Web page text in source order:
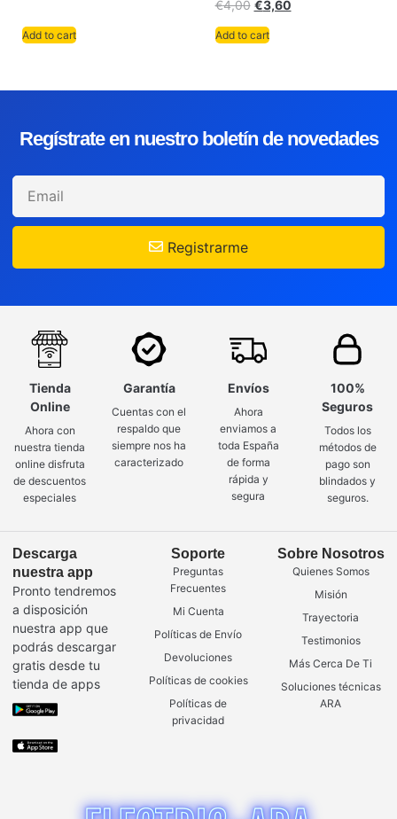
Add to cart
€4,00 €3,60
Add to cart
Regístrate en nuestro boletín de novedades
Registrarme
Tienda
Online
Ahora con
nuestra tienda
online disfruta
de descuentos
especiales
Garantía
Cuentas con el
respaldo que
siempre nos ha
caracterizado
Envíos
Ahora
enviamos a
toda España
de forma
rápida y
segura
100%
Seguros
Todos los
métodos de
pago son
blindados y
seguros.
Descarga
nuestra app
Pronto tendremos
a disposición
nuestra app que
podrás descargar
gratis desde tu
tienda de apps
Soporte
Preguntas
Frecuentes
Mi Cuenta
Políticas de Envío
Devoluciones
Políticas de cookies
Políticas de
privacidad
Sobre Nosotros
Quienes Somos
Misión
Trayectoria
Testimonios
Más Cerca De Ti
Soluciones técnicas
ARA